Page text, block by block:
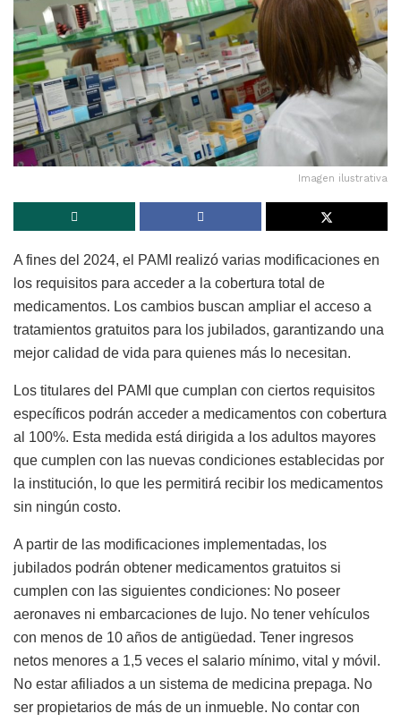
Imagen ilustrativa
A fines del 2024, el PAMI realizó varias modificaciones en
los requisitos para acceder a la cobertura total de
medicamentos. Los cambios buscan ampliar el acceso a
tratamientos gratuitos para los jubilados, garantizando una
mejor calidad de vida para quienes más lo necesitan.
Los titulares del PAMI que cumplan con ciertos requisitos
específicos podrán acceder a medicamentos con cobertura
al 100%. Esta medida está dirigida a los adultos mayores
que cumplen con las nuevas condiciones establecidas por
la institución, lo que les permitirá recibir los medicamentos
sin ningún costo.
A partir de las modificaciones implementadas, los
jubilados podrán obtener medicamentos gratuitos si
cumplen con las siguientes condiciones: No poseer
aeronaves ni embarcaciones de lujo. No tener vehículos
con menos de 10 años de antigüedad. Tener ingresos
netos menores a 1,5 veces el salario mínimo, vital y móvil.
No estar afiliados a un sistema de medicina prepaga. No
ser propietarios de más de un inmueble. No contar con